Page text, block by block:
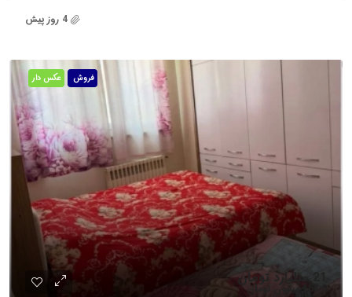
4 روز پیش
فروش عکس دار
21 میلیارد تومان
161.5 میلیون تومان